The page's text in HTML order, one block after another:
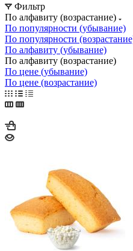
Фильтр
По алфавиту (возрастание)
По популярности (убывание)
По популярности
По алфавиту (убывание)
По алфавиту (возрастание)
По цене (убывание)
По цене (возрастание)